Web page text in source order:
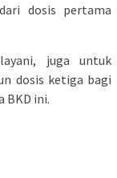
dosis pertama
juga untuk
dosis ketiga bagi
BKD ini.